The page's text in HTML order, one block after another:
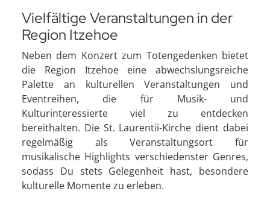
Vielfältige Veranstaltungen in der
Region Itzehoe
Neben dem Konzert zum Totengedenken bietet
die Region Itzehoe eine abwechslungsreiche
Palette an kulturellen Veranstaltungen und
Eventreihen, die für Musik- und
Kulturinteressierte viel zu entdecken
bereithalten. Die St. Laurentii-Kirche dient dabei
regelmäßig als Veranstaltungsort für
musikalische Highlights verschiedenster Genres,
sodass Du stets Gelegenheit hast, besondere
kulturelle Momente zu erleben.